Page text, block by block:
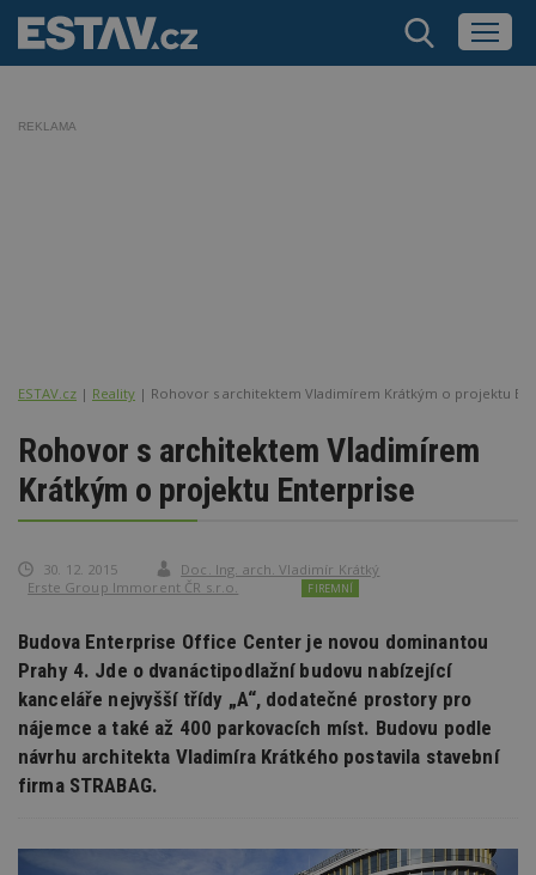
REKLAMA
ESTAV.cz Reality Rohovor s architektem Vladimírem Krátkým o projektu
Rohovor s architektem Vladimírem
Krátkým o projektu Enterprise
30. 12. 2015
Doc. Ing. arch. Vladimír Krátký
Erste Group Immorent ČR s.r.o.
FIREMNÍ
Budova Enterprise Office Center je novou dominantou
Prahy 4. Jde o dvanáctipodlažní budovu nabízející
kanceláře nejvyšší třídy „A“, dodatečné prostory pro
nájemce a také až 400 parkovacích míst. Budovu podle
návrhu architekta Vladimíra Krátkého postavila stavební
firma STRABAG.